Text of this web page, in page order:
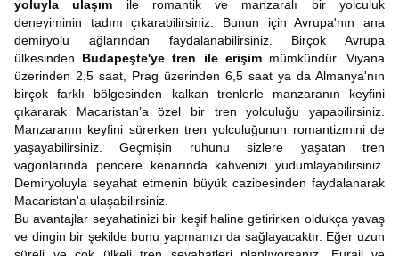
yoluyla ulaşım ile romantik ve manzaralı bir yolculuk
deneyiminin tadını çıkarabilirsiniz. Bunun için Avrupa'nın ana
demiryolu ağlarından faydalanabilirsiniz. Birçok Avrupa
ülkesinden Budapeşte'ye tren ile erişimmümkündür. Viyana
üzerinden 2,5 saat, Prag üzerinden 6,5 saat ya da Almanya'nın
birçok farklı bölgesinden kalkan trenlerle manzaranın keyfini
çıkararak Macaristan’a özel bir tren yolculuğu yapabilirsiniz.
Manzaranın keyfini sürerken tren yolculuğunun romantizmini de
yaşayabilirsiniz. Geçmişin ruhunu sizlere yaşatan tren
vagonlarında pencere kenarında kahvenizi yudumlayabilirsiniz.
Demiryoluyla seyahat etmenin büyük cazibesinden faydalanarak
Macaristan'a ulaşabilirsiniz.
Bu avantajlar seyahatinizi bir keşif haline getirirken oldukça yavaş
ve dingin bir şekilde bunu yapmanızı da sağlayacaktır. Eğer uzun